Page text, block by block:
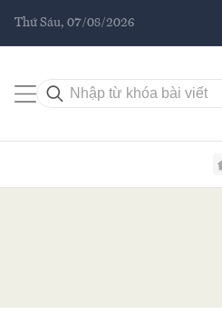
Thứ Sáu, 07/08/2026